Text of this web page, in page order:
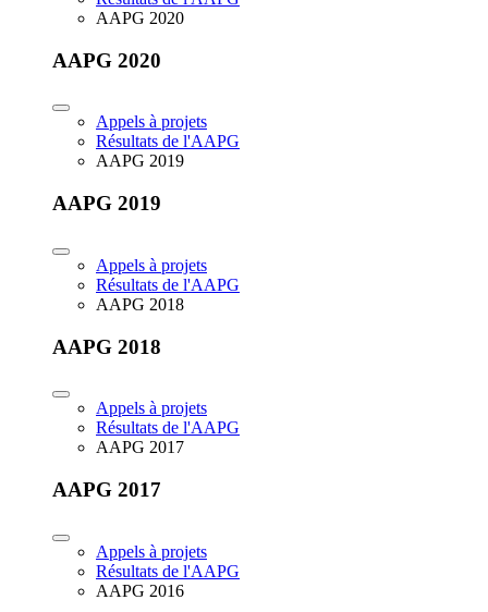
AAPG 2020
AAPG 2020
Appels à projets
Résultats de l'AAPG
AAPG 2019
AAPG 2019
Appels à projets
Résultats de l'AAPG
AAPG 2018
AAPG 2018
Appels à projets
Résultats de l'AAPG
AAPG 2017
AAPG 2017
Appels à projets
Résultats de l'AAPG
AAPG 2016